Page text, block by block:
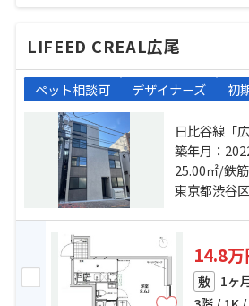
LIFEED CREAL広尾
ペット相談可 デザイナーズ 初
日比谷線「広
「恵比寿」駅 徒歩
金台」駅 徒
築年月：
25.00㎡/鉄
東京都渋谷
14.8
敷 1ヶ